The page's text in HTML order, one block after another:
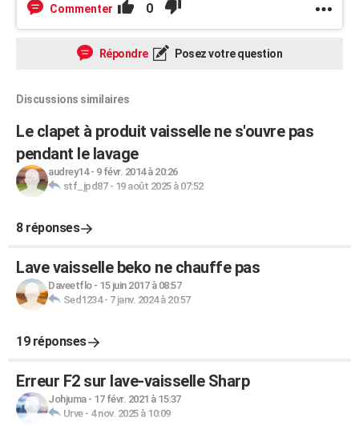
Commenter 0
Répondre Posez votre question
Discussions similaires
Le clapet à produit vaisselle ne s'ouvre pas
pendant le lavage
audrey14- 9 févr. 2014 à 20:26
stf_jpd87- 19 août 2025 à 07:52
8 réponses
Lave vaisselle beko ne chauffe pas
Daveetflo- 15 juin 2017 à 08:57
Sed1234- 7 janv. 2024 à 20:57
19 réponses
Erreur F2 sur lave-vaisselle Sharp
Johjuma- 17 févr. 2021 à 15:37
Urve- 4 nov. 2025 à 10:09